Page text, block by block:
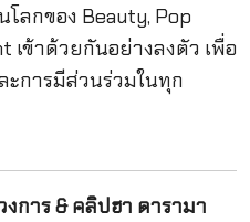
ลกของ Beauty, Pop
เข้าด้วยกันอย่างลงตัว เพื่อ
ะการมีส่วนร่วมในทุก
การ & คลิปฮา ดารามา